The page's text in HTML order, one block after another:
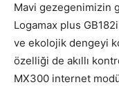
Mavi gezegenimizin
Logamax plus
ve ekolojik dengeyi
özelliği de akıllı
MX300 internet